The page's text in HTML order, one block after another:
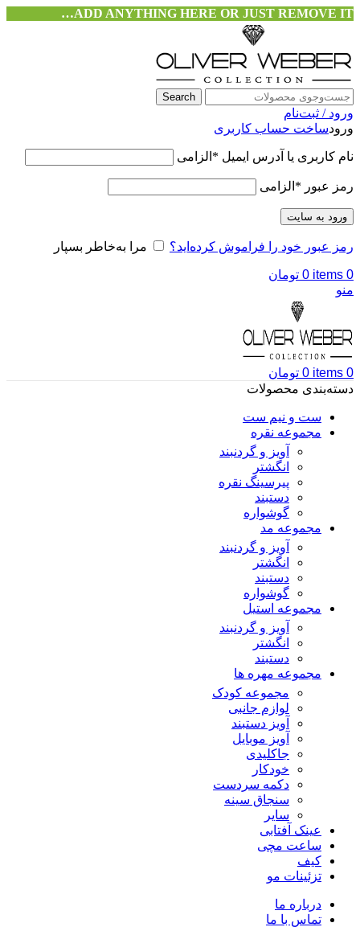
ADD ANYTHING HERE OR JUST REMOVE IT…
Search
ورود / ثبت‌نام
ورودساخت حساب کاربری
نام کاربری یا آدرس ایمیل * الزامی
رمز عبور * الزامی
ورود به سایت
رمز عبور خود را فراموش کرده‌اید؟ مرا به‌خاطر بسپار
0
items
0 تومان
منو
0
items
0 تومان
دسته‌بندی محصولات
ست و نیم ست
مجموعه نقره
آویز و گردنبند
انگشتر
پیرسینگ نقره
دستبند
گوشواره
مجموعه مد
آویز و گردنبند
انگشتر
دستبند
گوشواره
مجموعه استیل
آویز و گردنبند
انگشتر
دستبند
مجموعه مهره ها
مجموعه کودک
لوازم جانبی
آویز دستبند
آویز موبایل
جاکلیدی
خودکار
دکمه سردست
سنجاق سینه
سایر
عینک آفتابی
ساعت مچی
کیف
تزئینات مو
درباره ما
تماس با ما